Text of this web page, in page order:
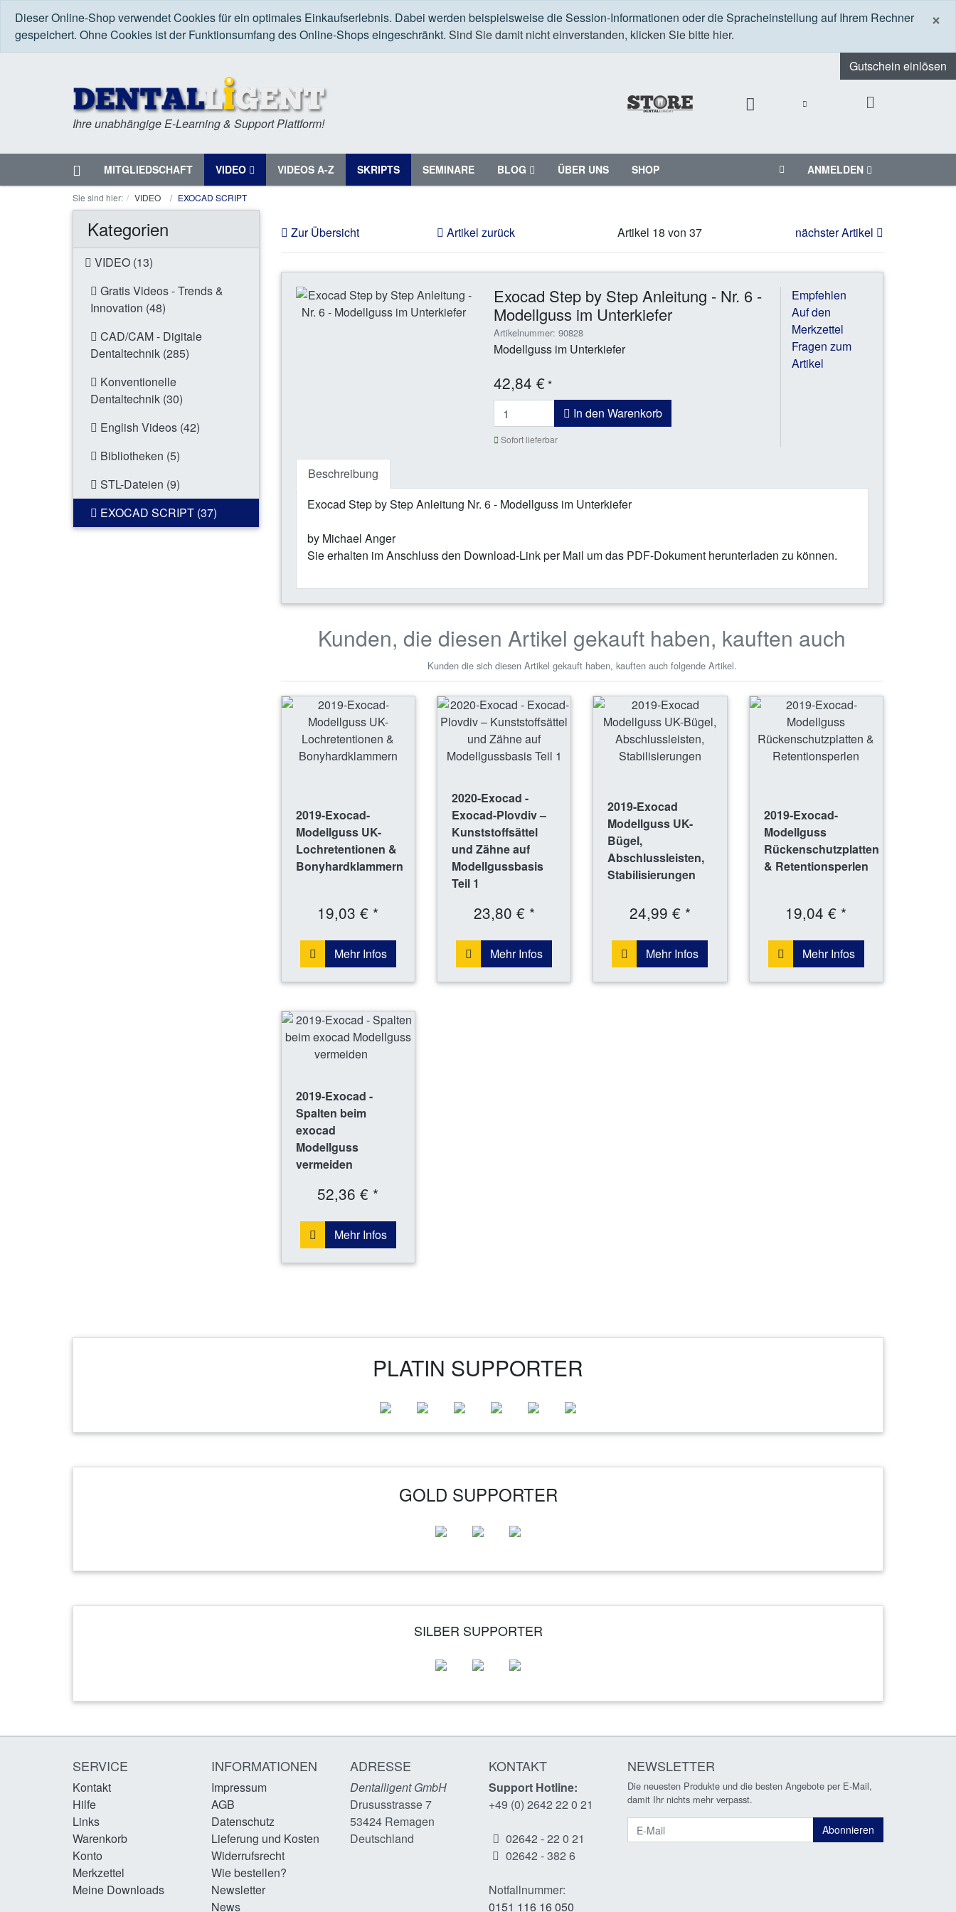
×
Dieser Online-Shop verwendet Cookies für ein optimales Einkaufserlebnis. Dabei werden beispielsweise die Session-Informationen oder die Spracheinstellung auf Ihrem Rechner
gespeichert. Ohne Cookies ist der Funktionsumfang des Online-Shops eingeschränkt. Sind Sie damit nicht einverstanden, klicken Sie bitte hier.
Gutschein einlösen
Ihre unabhängige E-Learning & Support Plattform!
Startseite
Menü MITGLIEDSCHAFT VIDEO VIDEOS A-Z SKRIPTS SEMINARE BLOG ÜBER UNS SHOP ANMELDEN
Sie sind hier: VIDEO EXOCAD SCRIPT
Kategorien
VIDEO (13)
Gratis Videos - Trends &
Innovation (48)
CAD/CAM - Digitale
Dentaltechnik (285)
Konventionelle
Dentaltechnik (30)
English Videos (42)
Bibliotheken (5)
STL-Dateien (9)
EXOCAD SCRIPT (37)
Zur Übersicht Artikel zurück Artikel 18 von 37 nächster Artikel
Exocad Step by Step Anleitung - Nr. 6 -
Modellguss im Unterkiefer
Artikelnummer: 90828
Modellguss im Unterkiefer
42,84 €*
In den Warenkorb
Sofort lieferbar
Empfehlen
Auf den
Merkzettel
Fragen zum
Artikel
Beschreibung
Exocad Step by Step Anleitung Nr. 6 - Modellguss im Unterkiefer
by Michael Anger
Sie erhalten im Anschluss den Download-Link per Mail um das PDF-Dokument herunterladen zu können.
Kunden, die diesen Artikel gekauft haben, kauften auch
Kunden die sich diesen Artikel gekauft haben, kauften auch folgende Artikel.
2019-Exocad-
Modellguss UK-
Lochretentionen &
Bonyhardklammern
19,03 € *
Mehr Infos
2020-Exocad -
Exocad-Plovdiv –
Kunststoffsättel
und Zähne auf
Modellgussbasis
Teil 1
23,80 € *
Mehr Infos
2019-Exocad
Modellguss UK-
Bügel,
Abschlussleisten,
Stabilisierungen
24,99 € *
Mehr Infos
2019-Exocad-
Modellguss
Rückenschutzplatten
& Retentionsperlen
19,04 € *
Mehr Infos
2019-Exocad -
Spalten beim
exocad
Modellguss
vermeiden
52,36 € *
Mehr Infos
PLATIN SUPPORTER
GOLD SUPPORTER
SILBER SUPPORTER
SERVICE
Kontakt
Hilfe
Links
Warenkorb
Konto
Merkzettel
Meine Downloads
INFORMATIONEN
Impressum
AGB
Datenschutz
Lieferung und Kosten
Widerrufsrecht
Wie bestellen?
Newsletter
News
ADRESSE
Dentalligent GmbH
Drususstrasse 7
53424 Remagen
Deutschland
KONTAKT
Support Hotline:
+49 (0) 2642 22 0 21
02642 - 22 0 21
02642 - 382 6
Notfallnummer:
0151 116 16 050
NEWSLETTER
Die neuesten Produkte und die besten Angebote per E-Mail,
damit Ihr nichts mehr verpasst.
Newsletter Abonnieren